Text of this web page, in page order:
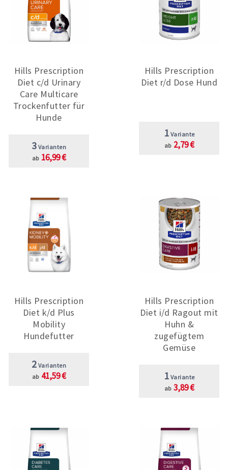
Hills Prescription
Diet c/d Urinary
Care Multicare
Trockenfutter für
Hunde
3 Varianten
ab 16,99 €
Hills Prescription
Diet r/d Dose Hund
1 Variante
ab 2,79 €
Hills Prescription
Diet k/d Plus
Mobility
Hundefutter
2 Varianten
ab 41,59 €
Hills Prescription
Diet i/d Ragout mit
Huhn &
zugefügtem
Gemüse
1 Variante
ab 3,89 €